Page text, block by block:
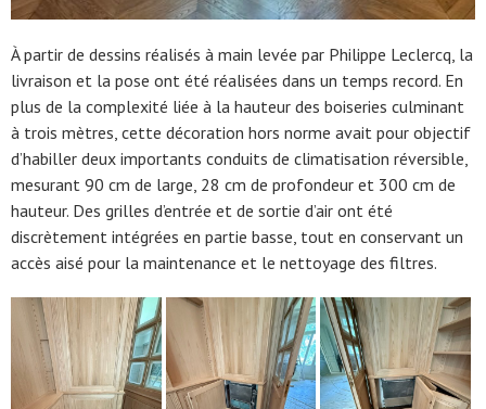
À partir de dessins réalisés à main levée par Philippe Leclercq, la
livraison et la pose ont été réalisées dans un temps record. En
plus de la complexité liée à la hauteur des boiseries culminant
à trois mètres, cette décoration hors norme avait pour objectif
d’habiller deux importants conduits de climatisation réversible,
mesurant 90 cm de large, 28 cm de profondeur et 300 cm de
hauteur. Des grilles d’entrée et de sortie d’air ont été
discrètement intégrées en partie basse, tout en conservant un
accès aisé pour la maintenance et le nettoyage des filtres.